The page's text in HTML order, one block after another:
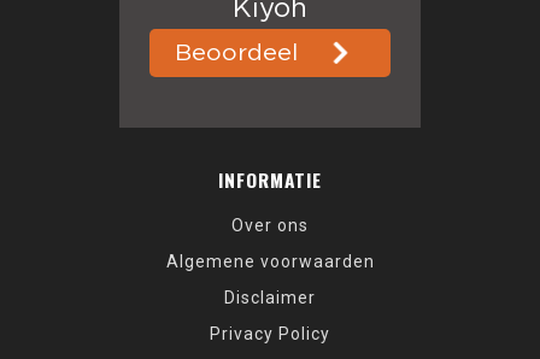
INFORMATIE
Over ons
Algemene voorwaarden
Disclaimer
Privacy Policy